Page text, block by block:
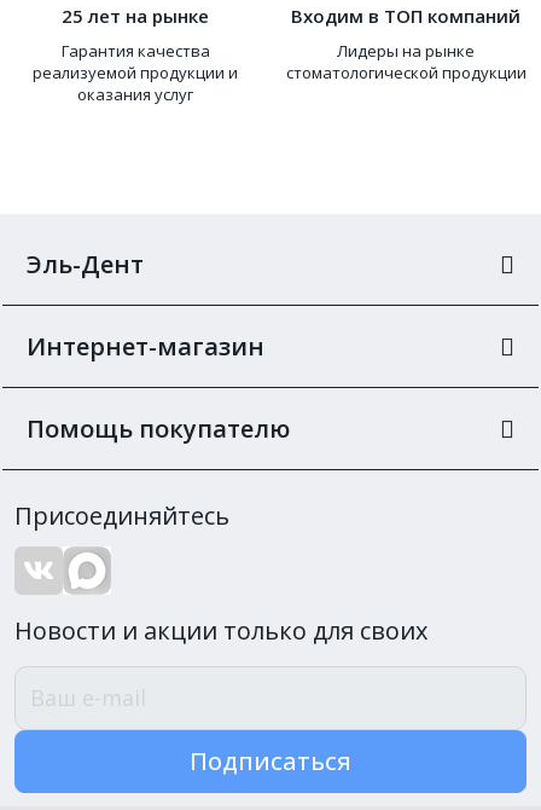
25 лет на рынке
Гарантия качества
реализуемой продукции и
оказания услуг
Входим в ТОП компаний
Лидеры на рынке
стоматологической продукции
Эль-Дент
Интернет-магазин
Помощь покупателю
Присоединяйтесь
Новости и акции только для своих
Подписаться